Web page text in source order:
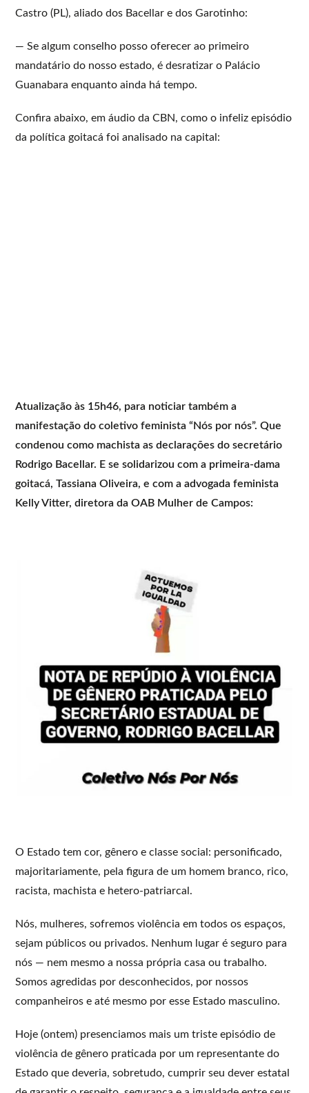
Castro (PL), aliado dos Bacellar e dos Garotinho:
— Se algum conselho posso oferecer ao primeiro
mandatário do nosso estado, é desratizar o Palácio
Guanabara enquanto ainda há tempo.
Confira abaixo, em áudio da CBN, como o infeliz episódio
da política goitacá foi analisado na capital:
Atualização às 15h46, para noticiar também a
manifestação do coletivo feminista “Nós por nós”. Que
condenou como machista as declarações do secretário
Rodrigo Bacellar. E se solidarizou com a primeira-dama
goitacá, Tassiana Oliveira, e com a advogada feminista
Kelly Vitter, diretora da OAB Mulher de Campos:
O Estado tem cor, gênero e classe social: personificado,
majoritariamente, pela figura de um homem branco, rico,
racista, machista e hetero-patriarcal.
Nós, mulheres, sofremos violência em todos os espaços,
sejam públicos ou privados. Nenhum lugar é seguro para
nós — nem mesmo a nossa própria casa ou trabalho.
Somos agredidas por desconhecidos, por nossos
companheiros e até mesmo por esse Estado masculino.
Hoje (ontem) presenciamos mais um triste episódio de
violência de gênero praticada por um representante do
Estado que deveria, sobretudo, cumprir seu dever estatal